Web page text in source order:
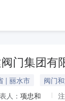
门集团有
| 丽水市 阀门
人： 项忠和